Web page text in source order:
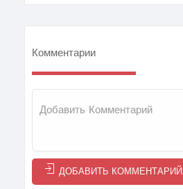
Комментарии
ДОБАВИТЬ КОММЕНТАРИЙ